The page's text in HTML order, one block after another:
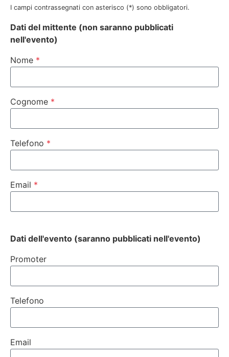
I campi contrassegnati con asterisco (*) sono obbligatori.
Dati del mittente (non saranno pubblicati
nell'evento)
Nome
Cognome
Telefono
Email
Dati dell'evento (saranno pubblicati nell'evento)
Promoter
Telefono
Email